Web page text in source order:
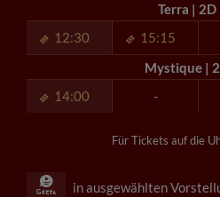
12:30 15:15
14:00 -
Terra | 2D
Mystique |
Für Tickets auf die
in ausgewählten